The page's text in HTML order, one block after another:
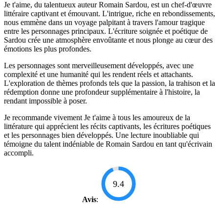
Je t'aime, du talentueux auteur Romain Sardou, est un chef-d'œuvre
littéraire captivant et émouvant. L'intrigue, riche en rebondissements,
nous emmène dans un voyage palpitant à travers l'amour tragique
entre les personnages principaux. L'écriture soignée et poétique de
Sardou crée une atmosphère envoûtante et nous plonge au cœur des
émotions les plus profondes.
Les personnages sont merveilleusement développés, avec une
complexité et une humanité qui les rendent réels et attachants.
L'exploration de thèmes profonds tels que la passion, la trahison et la
rédemption donne une profondeur supplémentaire à l'histoire, la
rendant impossible à poser.
Je recommande vivement Je t'aime à tous les amoureux de la
littérature qui apprécient les récits captivants, les écritures poétiques
et les personnages bien développés. Une lecture inoubliable qui
témoigne du talent indéniable de Romain Sardou en tant qu'écrivain
accompli.
Avis:
9.4